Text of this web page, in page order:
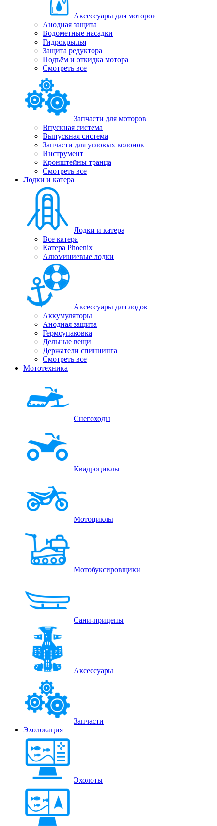
Аксессуары для моторов
Анодная защита
Водометные насадки
Гидрокрылья
Защита редуктора
Подъём и откидка мотора
Смотреть все
Запчасти для моторов
Впускная система
Выпускная система
Запчасти для угловых колонок
Инструмент
Кронштейны транца
Смотреть все
Лодки и катера
Лодки и катера
Все катера
Катера Phoenix
Алюминиевые лодки
Аксессуары для лодок
Аккумуляторы
Анодная защита
Гермоупаковка
Дельные вещи
Держатели спиннинга
Смотреть все
Мототехника
Снегоходы
Квадроциклы
Мотоциклы
Мотобуксировщики
Сани-прицепы
Аксессуары
Запчасти
Эхолокация
Эхолоты